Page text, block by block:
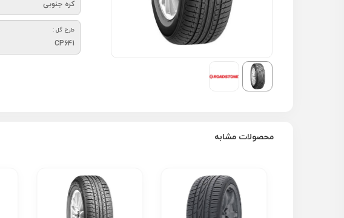
کره جنوبی
طرح گل :
CP641
محصولات مشابه